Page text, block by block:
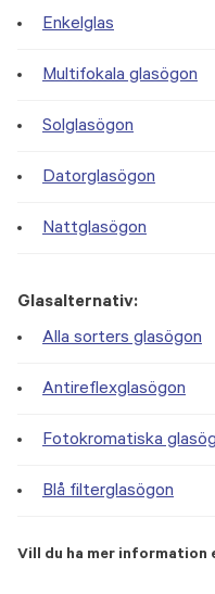
Enkelglas
Multifokala glasögon
Solglasögon
Datorglasögon
Nattglasögon
Glasalternativ:
Alla sorters glasögon
Antireflexglasögon
Fotokromatiska
Blå filterglasögon
Vill du ha mer information